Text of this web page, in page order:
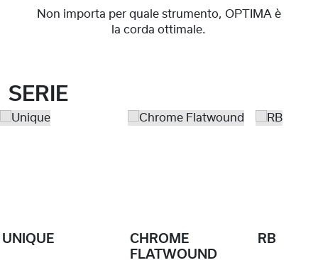
Non importa per quale strumento, OPTIMA è
la corda ottimale.
SERIE
UNIQUE
CHROME
FLATWOUND
RB